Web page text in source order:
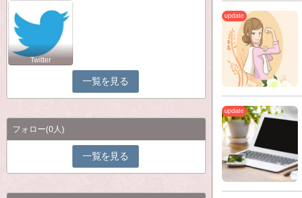
Twitter
一覧を見る
フォロー(0人)
一覧を見る